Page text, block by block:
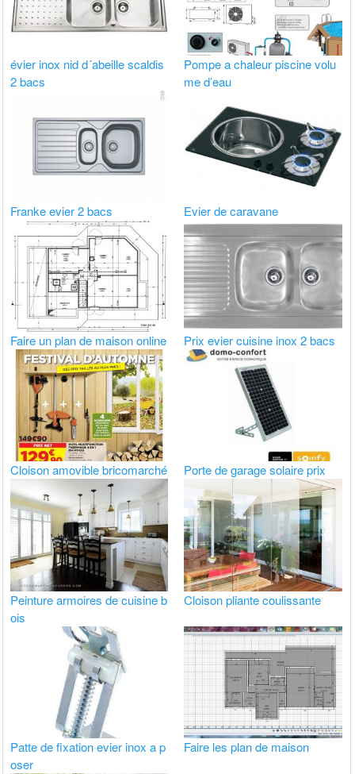
évier inox nid d´abeille scaldis
2 bacs
Pompe a chaleur piscine volu
me d’eau
Franke evier 2 bacs Evier de caravane
Faire un plan de maison online Prix evier cuisine inox 2 bacs
Cloison amovible bricomarché Porte de garage solaire prix
Peinture armoires de cuisine b
ois
Cloison pliante coulissante
Patte de fixation evier inox a p
oser
Faire les plan de maison